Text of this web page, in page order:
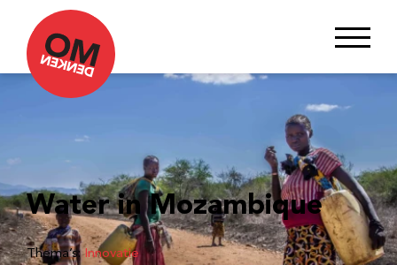
Water in Mozambique
Thema’s:Innovatie